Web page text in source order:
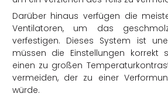
Darüber hinaus verfügen die
Ventilatoren, um das
verfestigen. Dieses System ist
müssen die Einstellungen korrekt
einen zu großen
vermeiden, der zu einer
würde.